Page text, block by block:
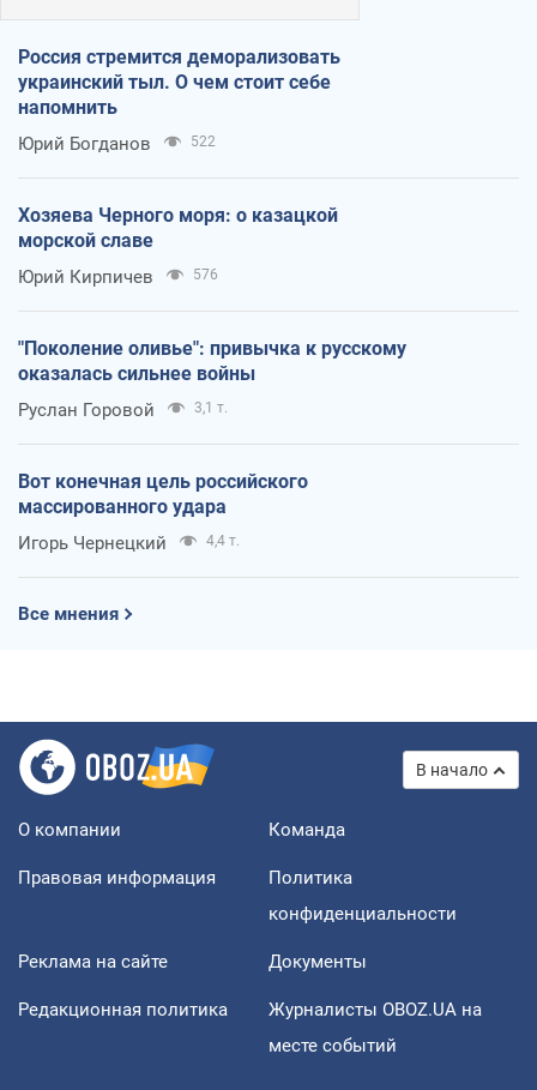
Россия стремится деморализовать
украинский тыл. О чем стоит себе
напомнить
Юрий Богданов 522
Хозяева Черного моря: о казацкой
морской славе
Юрий Кирпичев 576
"Поколение оливье": привычка к русскому
оказалась сильнее войны
Руслан Горовой 3,1 т.
Вот конечная цель российского
массированного удара
Игорь Чернецкий 4,4 т.
Все мнения
В начало
О компании Команда
Правовая информация
Политика
конфиденциальности
Реклама на сайте Документы
Редакционная политика
Журналисты OBOZ.UA на
месте событий